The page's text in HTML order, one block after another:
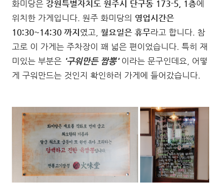
화미당은 강원특별자치도 원주시 단구동 173-5, 1층에
위치한 가게입니다. 원주 화미당의 영업시간은
10:30~14:30 까지 였고, 월요일은 휴무라고 합니다. 참
고로 이 가게는 주차장이 꽤 넓은 편이었습니다. 특히 재
미있는 부분은 '구워만든 짬뽕' 이라는 문구인데요, 어떻
게 구워만드는 것인지 확인하러 가게에 들어갔습니다.